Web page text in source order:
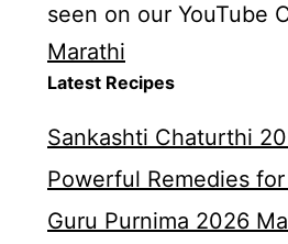
seen on our YouTube
Marathi
Latest Recipes
Sankashti Chaturthi
Powerful Remedies for
Guru Purnima 2026